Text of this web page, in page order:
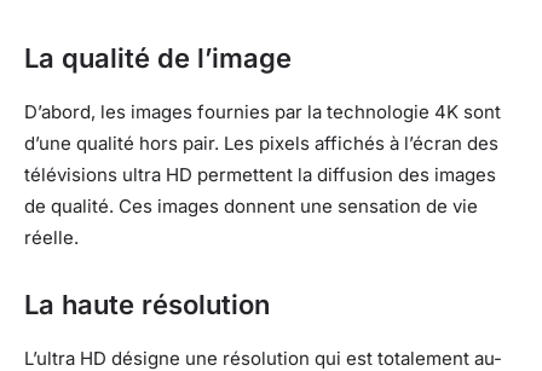
La qualité de l’image
D’abord, les images fournies par la technologie 4K sont
d’une qualité hors pair. Les pixels affichés à l’écran des
télévisions ultra HD permettent la diffusion des images
de qualité. Ces images donnent une sensation de vie
réelle.
La haute résolution
L’ultra HD désigne une résolution qui est totalement au-